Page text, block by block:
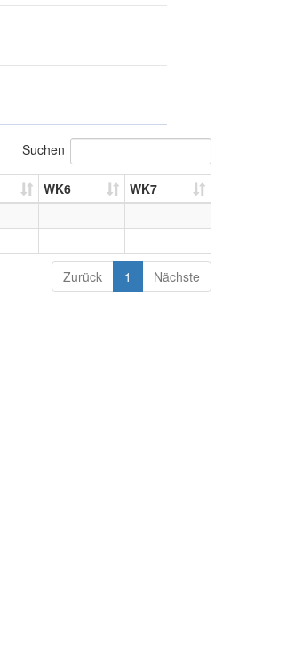
Suchen
WK6 WK7
Zurück 1 Nächste